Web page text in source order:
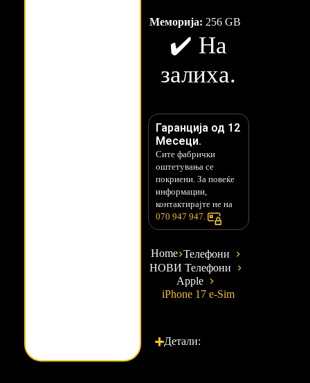
Меморија: 256 GB
✔️ На
залиха.
Гаранција од 12
Месеци.
Сите фабрички
оштетувања се
покриени. За повеќе
информации,
контактирајте не на
070 947 947.
Home Телефони
НОВИ Телефони
Apple
iPhone 17 e-Sim
Детали: